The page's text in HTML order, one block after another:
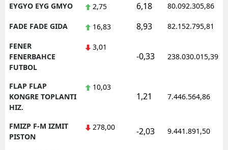
EYGYO EYG GMYO 2,75 6,18 80.092.305,86
FADE FADE GIDA 16,83 8,93 82.152.795,81
FENER
FENERBAHCE
FUTBOL
3,01
-0,33 238.030.015,39
FLAP FLAP
KONGRE TOPLANTI
HIZ.
10,03
1,21 7.446.564,86
FMIZP F-M IZMIT
PISTON
278,00 -2,03 9.441.891,50